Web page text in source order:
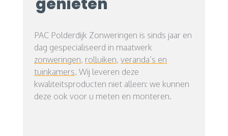
PAC Polderdijk Zonweringen is sinds jaar en
dag gespecialiseerd in maatwerk
zonweringen, rolluiken,veranda’s en
tuinkamers. Wij leveren deze
kwaliteitsproducten niet alleen: we kunnen
deze ook voor u meten en monteren.